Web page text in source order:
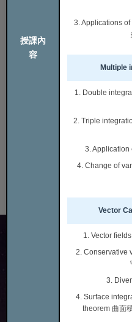
授課內
容
3. Applications
Multiple
1. Double
2. Triple
3. Application
4. Change of
Vector
1. Vector
2. Conservative
3.
4. Surface
theorem 曲面